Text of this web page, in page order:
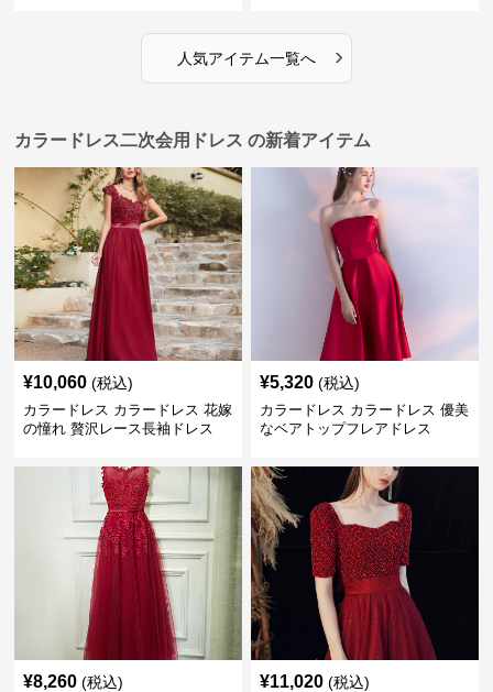
人気アイテム一覧へ ›
カラードレス二次会用ドレス の新着アイテム
¥10,060 (税込)
カラードレス カラードレス 花嫁
の憧れ 贅沢レース長袖ドレス
¥5,320 (税込)
カラードレス カラードレス 優美
なベアトップフレアドレス
¥8,260 (税込) ¥11,020 (税込)